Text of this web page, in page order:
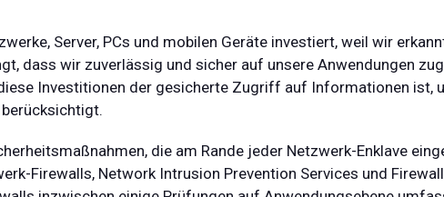
Server, PCs und mobilen Geräte investiert, weil wir
dass wir zuverlässig und sicher auf unsere Anwendungen
Investitionen der gesicherte Zugriff auf Informationen ist,
die am Rande jeder Netzwerk-Enklave
Firewalls, Network Intrusion Prevention Services und